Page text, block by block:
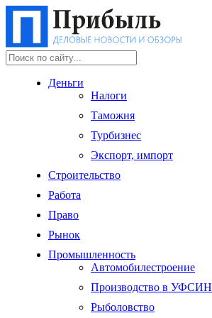
Деньги
Налоги
Таможня
Турбизнес
Экспорт, импорт
Строительство
Работа
Право
Рынок
Промышленность
Автомобилестроение
Производство в УФСИН
Рыболовство